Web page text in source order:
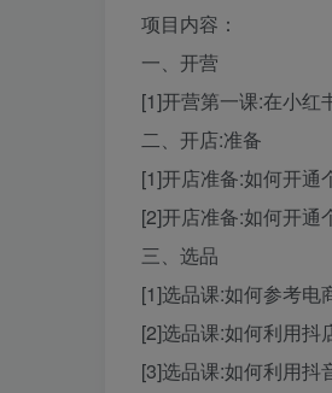
项目内容：
一、开营
[1]开营第一课:在小红
二、开店:准备
[1]开店准备:如何开通
[2]开店准备:如何开通
三、选品
[1]选品课:如何参考电
[2]选品课:如何利用抖
[3]选品课:如何利用抖